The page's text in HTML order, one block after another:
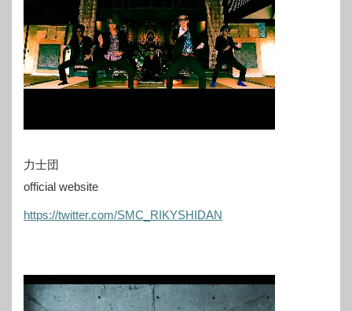
力士団
official website
https://twitter.com/SMC_RIKYSHIDAN